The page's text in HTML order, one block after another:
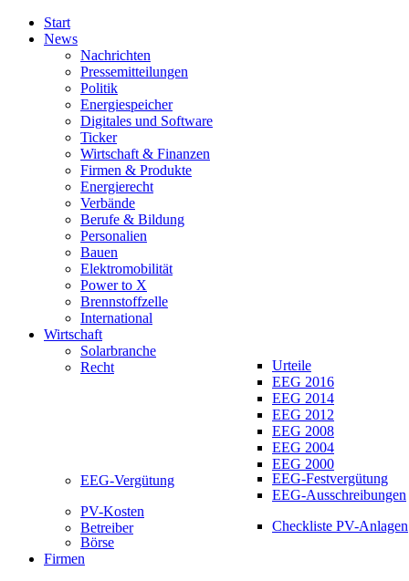
Start
News
Nachrichten
Pressemitteilungen
Politik
Energiespeicher
Digitales und Software
Ticker
Wirtschaft & Finanzen
Firmen & Produkte
Energierecht
Verbände
Berufe & Bildung
Personalien
Bauen
Elektromobilität
Power to X
Brennstoffzelle
International
Wirtschaft
Solarbranche
Recht
Urteile
EEG 2016
EEG 2014
EEG 2012
EEG 2008
EEG 2004
EEG 2000
EEG-Vergütung
EEG-Festvergütung
EEG-Ausschreibungen
PV-Kosten
Betreiber
Checkliste PV-Anlagen
Börse
Firmen